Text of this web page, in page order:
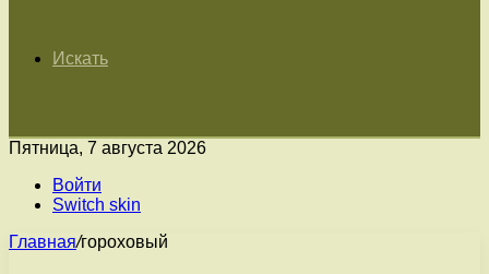
Искать
Пятница, 7 августа 2026
Войти
Switch skin
Главная/гороховый